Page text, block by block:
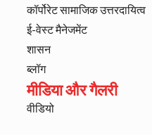
कॉर्पोरेट सामाजिक उत्तरदायित्व
ई-वेस्ट मैनेजमेंट
शासन
ब्लॉग
मीडिया और गैलरी
वीडियो